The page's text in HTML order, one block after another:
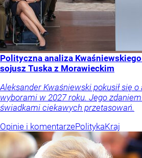
Polityczna analiza
sojusz Tuska z Morawieckim
Aleksander Kwaśniewski pokusił się
wyborami w 2027 roku. Jego
świadkami ciekawych przetasowań.
Opinie i komentarzePolitykaKraj